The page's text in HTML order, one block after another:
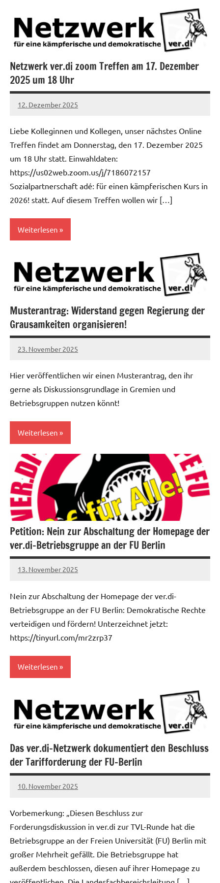
Kampf
gegen
Öffentlicher
Netzwerk ver.di zoom Treffen am 17. Dezember
2025 um 18 Uhr
12. Dezember 2025
alexander
Liebe Kolleginnen und Kollegen, unser nächstes Online
Treffen findet am Donnerstag, den 17. Dezember 2025
um 18 Uhr statt. Einwahldaten:
https://us02web.zoom.us/j/7186072157
Sozialpartnerschaft adé: für einen kämpferischen Kurs in
2026! statt. Auf diesem Treffen wollen wir […]
Weiterlesen
Gesundheitswesen
gegen
Sozialabbau
Öffentlicher
Dienst
Erziehungsdienst
Telekom
Musterantrag: Widerstand gegen Regierung der
Grausamkeiten organisieren!
23. November 2025
alexander
Hier veröffentlichen wir einen Musterantrag, den ihr
gerne als Diskussionsgrundlage in Gremien und
Betriebsgruppen nutzen könnt!
Weiterlesen
Allgemein
Kampf
gegen
Sozialabbau
Petition: Nein zur Abschaltung der Homepage der
ver​.​di-Betriebsgruppe an der FU Berlin
13. November 2025
alexander
Nein zur Abschaltung der Homepage der ver.di-
Betriebsgruppe an der FU Berlin: Demokratische Rechte
verteidigen und fördern! Unterzeichnet jetzt:
https://tinyurl.com/mr2zrp37
Weiterlesen
Das ver.di-Netzwerk dokumentiert den Beschluss
der Tarifforderung der FU-Berlin
10. November 2025
alexander
Vorbemerkung: „Diesen Beschluss zur
Forderungsdiskussion in ver.di zur TVL-Runde hat die
Betriebsgruppe an der Freien Universität (FU) Berlin mit
großer Mehrheit gefällt. Die Betriebsgruppe hat
außerdem beschlossen, diesen auf ihrer Homepage zu